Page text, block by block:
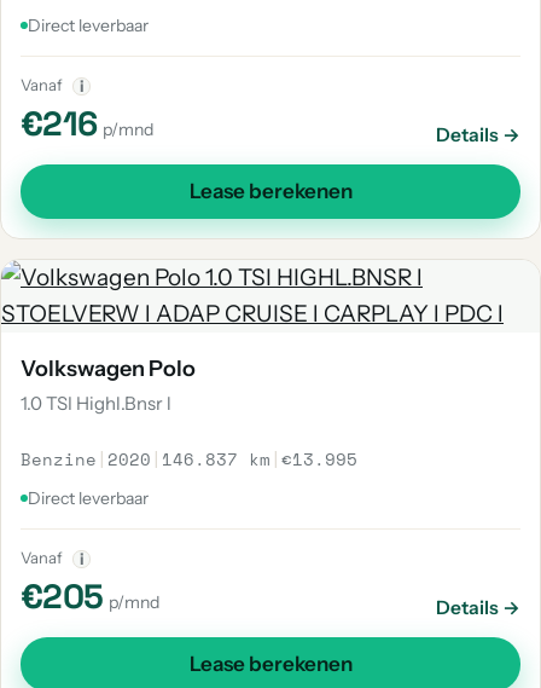
Direct leverbaar
Vanaf i
€216 p/mnd Details →
Lease berekenen
Volkswagen Polo
1.0 TSI Highl.Bnsr l
Benzine | 2020 | 146.837 km |€13.995
Direct leverbaar
Vanaf i
€205 p/mnd Details →
Lease berekenen